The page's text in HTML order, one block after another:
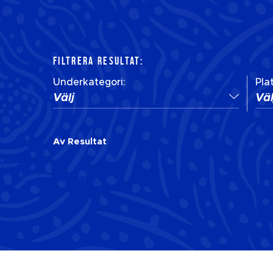
FILTRERA RESULTAT:
Underkategori:
Välj
Av Resultat